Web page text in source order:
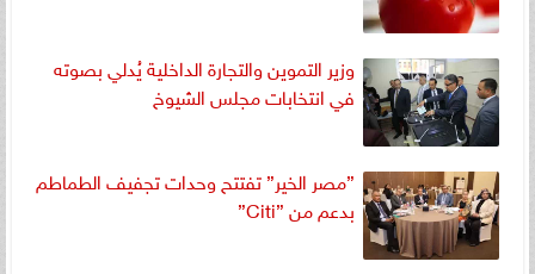
وزير التموين والتجارة الداخلية يُدلي بصوته
في انتخابات مجلس الشيوخ
”مصر الخير” تفتتح وحدات تجفيف الطماطم
بدعم من ”Citi”